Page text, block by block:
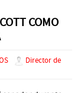
COMO
Director de